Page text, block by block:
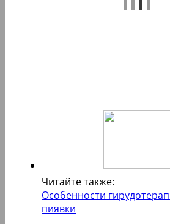
Читайте также:
Особенности
пиявки